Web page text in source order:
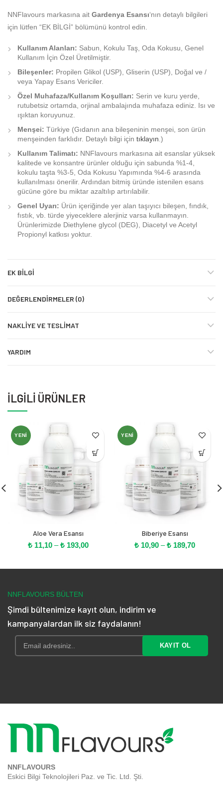
NNFlavours markasına ait Gardenya Esansı‘nın detaylı bilgileri
için lütfen “EK BİLGİ” bölümünü kontrol edin.
Kullanım Alanları: Sabun, Kokulu Taş, Oda Kokusu, Genel
Kullanım İçin Özel Üretilmiştir.
Bileşenler: Propilen Glikol (USP), Gliserin (USP), Doğal ve /
veya Yapay Esans Vericiler.
Özel Muhafaza/Kullanım Koşulları: Serin ve kuru yerde,
rutubetsiz ortamda, orjinal ambalajında muhafaza ediniz. Isı ve
ışıktan koruyunuz.
Menşei: Türkiye (Gıdanın ana bileşeninin menşei, son ürün
menşeinden farklıdır. Detaylı bilgi için tıklayın .)
Kullanım Talimatı: NNFlavours markasına ait esanslar yüksek
kalitede ve konsantre ürünler olduğu için sabunda %1-4,
kokulu taşta %3-5, Oda Kokusu Yapımında %4-6 arasında
kullanılması önerilir. Ardından bitmiş üründe istenilen esans
gücüne göre bu miktar azaltılıp artırılabilir.
Genel Uyarı: Ürün içeriğinde yer alan taşıyıcı bileşen, fındık,
fıstık, vb. türde yiyeceklere alerjiniz varsa kullanmayın.
Ürünlerimizde Diethylene glycol (DEG), Diacetyl ve Acetyl
Propionyl katkısı yoktur.
EK BILGI
DEĞERLENDIRMELER (0)
NAKLIYE VE TESLIMAT
YARDIM
İLGILI ÜRÜNLER
YENI
Aloe Vera Esansı
₺ 11,10 –₺ 193,00Fiyat
YENI
Biberiye Esansı
₺ 10,90 –₺ 189,70Fiyat
NNFLAVOURS BÜLTEN
Şimdi bültenimize kayıt olun, indirim ve
kampanyalardan ilk siz faydalanın!
NNFLAVOURS
Eskici Bilgi Teknolojileri Paz. ve Tic. Ltd. Şti.